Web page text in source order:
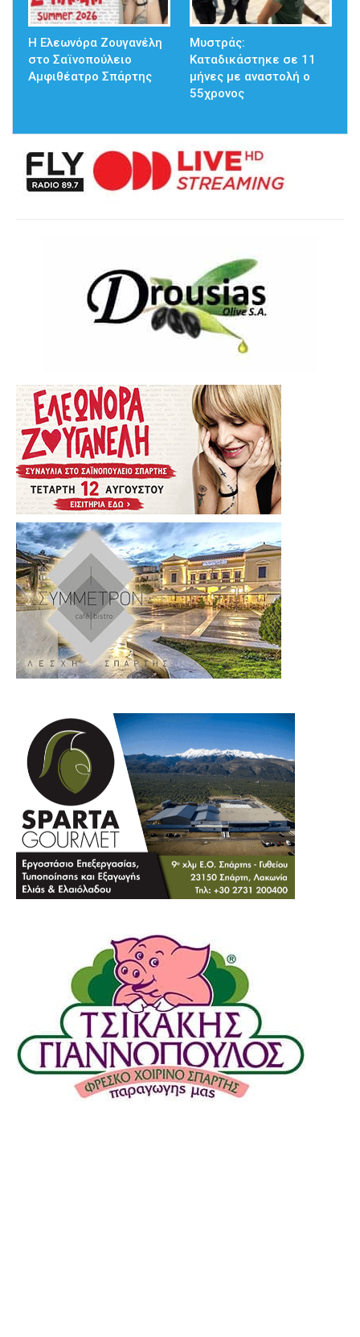
Η Ελεωνόρα Ζουγανέλη
στο Σαϊνοπούλειο
Αμφιθέατρο Σπάρτης
Μυστράς:
Καταδικάστηκε σε 11
μήνες με αναστολή ο
55χρονος